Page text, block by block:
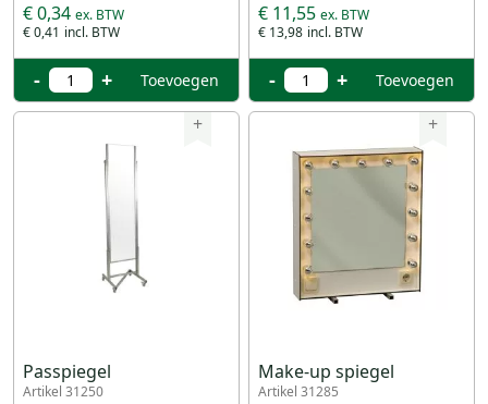
€ 0,41
€ 0,34
- + Toevoegen
€ 13,98
€ 11,55
- + Toevoegen
+
Passpiegel
Artikel 31250
+
Make-up spiegel
Artikel 31285